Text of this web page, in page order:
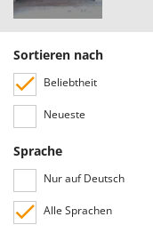
Sortieren nach
Beliebtheit
Neueste
Sprache
Nur auf Deutsch
Alle Sprachen